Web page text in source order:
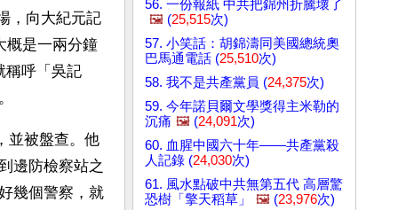
，向大紀元記
概是一兩分鐘
稱呼「吳記
並被盤查。他
邊防檢察站之
幾個警察，就
56. 一份報紙 中共把錦州折騰壞了
🖼️ (25,515次)
57. 小笑話：胡錦濤同美國總統奧
巴馬通電話 (25,510次)
58. 我不是共產黨員 (24,375次)
59. 今年諾貝爾文學獎得主米勒的
沉痛 🖼️ (24,091次)
60. 血腥中國六十年——共產黨殺
人記錄 (24,030次)
61. 風水點破中共無第五代 高層驚
恐樹「擎天稻草」
🖼️ (23,976次)